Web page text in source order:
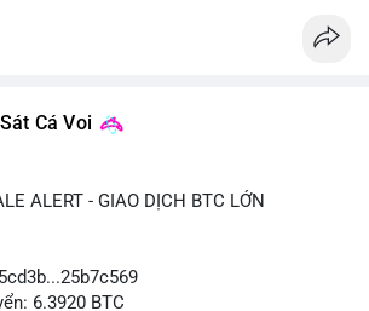
Cá Voi
ALERT - GIAO DỊCH BTC LỚN
6.3920 BTC